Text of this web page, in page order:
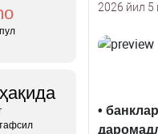
2026 йил 5
•